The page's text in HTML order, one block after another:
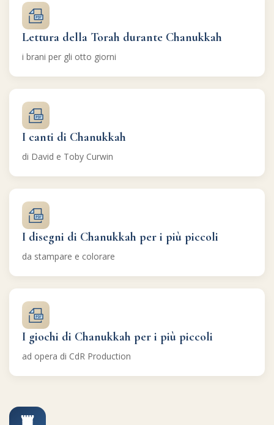
Lettura della Torah durante Chanukkah
i brani per gli otto giorni
I canti di Chanukkah
di David e Toby Curwin
I disegni di Chanukkah per i più piccoli
da stampare e colorare
I giochi di Chanukkah per i più piccoli
ad opera di CdR Production